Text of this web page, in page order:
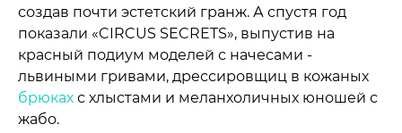
создав почти эстетский гранж. А спустя год
показали «CIRCUS SECRETS», выпустив на
красный подиум моделей с начесами -
львиными гривами, дрессировщиц в кожаных
брюках с хлыстами и меланхоличных юношей с
жабо.